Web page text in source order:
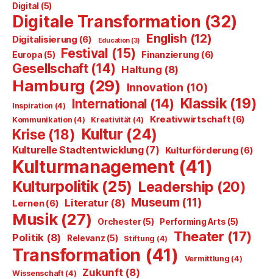
Digital (5)
Digitale Transformation (32)
Digitalisierung (6) Education (3) English (12)
Europa (5) Festival (15) Finanzierung (6)
Gesellschaft(14) Haltung (8)
Hamburg (29) Innovation (10)
Inspiration (4) International (14) Klassik(19)
Kommunikation (4) Kreativität (4) Kreativwirtschaft (6)
Krise (18) Kultur (24)
Kulturelle Stadtentwicklung(7) Kulturförderung (6)
Kulturmanagement (41)
Kulturpolitik(25) Leadership (20)
Lernen(6) Literatur(8) Museum (11)
Musik(27) Orchester(5) Performing Arts (5)
Politik (8) Relevanz (5) Stiftung (4) Theater(17)
Transformation (41) Vermittlung (4)
Wissenschaft(4) Zukunft(8)